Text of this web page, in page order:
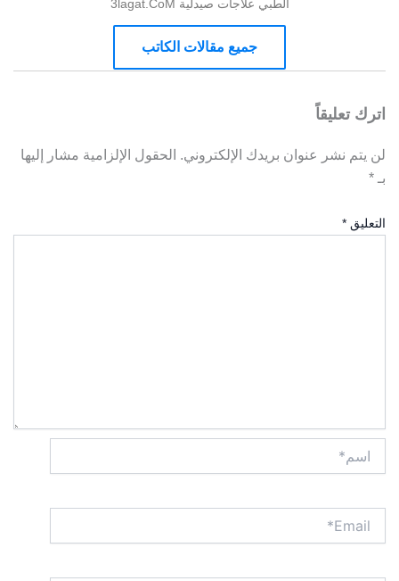
الطبي علاجات صيدلية 3lagat.CoM
جميع مقالات الكاتب
اترك تعليقاً
لن يتم نشر عنوان بريدك الإلكتروني. الحقول الإلزامية مشار إليها
بـ *
التعليق *